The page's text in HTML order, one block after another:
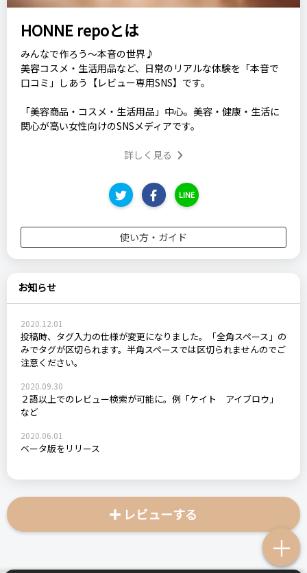
＋
HONNE repoとは
みんなで作ろう～本音の世界♪
美容コスメ・生活用品など、日常のリアルな体験を「本音で
口コミ」しあう【レビュー専用SNS】です。
「美容商品・コスメ・生活用品」中心。美容・健康・生活に
関心が高い女性向けのSNSメディアです。
詳しく見る
LINE
使い方・ガイド
お知らせ
2020.12.01
投稿時、タグ入力の仕様が変更になりました。「全角スペース」の
みでタグが区切られます。半角スペースでは区切られませんのでご
注意ください。
2020.09.30
２語以上でのレビュー検索が可能に。例「ケイト アイブロウ」
など
2020.06.01
ベータ版をリリース
レビューする